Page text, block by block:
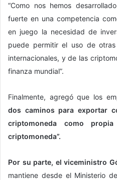
“Como nos hemos
fuerte en una competencia
en juego la necesidad de
puede permitir el uso de
internacionales, y de las
finanza mundial”.
Finalmente, agregó que los
dos caminos para exportar
criptomoneda como
criptomoneda”.
Por su parte, el viceministro
mantiene desde el Ministerio